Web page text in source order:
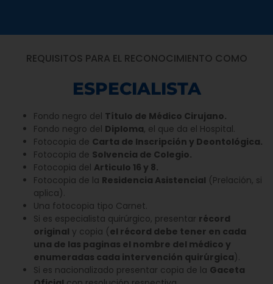
REQUISITOS PARA EL RECONOCIMIENTO COMO
ESPECIALISTA
Fondo negro del Título de Médico Cirujano.
Fondo negro del Diploma, el que da el Hospital.
Fotocopia de Carta de Inscripción y Deontológica.
Fotocopia de Solvencia de Colegio.
Fotocopia del Articulo 16 y 8.
Fotocopia de la Residencia Asistencial (Prelación, si
aplica).
Una fotocopia tipo Carnet.
Si es especialista quirúrgico, presentar récord
original y copia (el récord debe tener en cada
una de las paginas el nombre del médico y
enumeradas cada intervención quirúrgica).
Si es nacionalizado presentar copia de la Gaceta